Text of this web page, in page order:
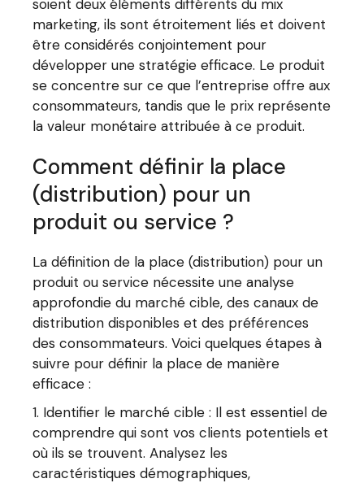
soient deux éléments différents du mix
marketing, ils sont étroitement liés et doivent
être considérés conjointement pour
développer une stratégie efficace. Le produit
se concentre sur ce que l’entreprise offre aux
consommateurs, tandis que le prix représente
la valeur monétaire attribuée à ce produit.
Comment définir la place
(distribution) pour un
produit ou service ?
La définition de la place (distribution) pour un
produit ou service nécessite une analyse
approfondie du marché cible, des canaux de
distribution disponibles et des préférences
des consommateurs. Voici quelques étapes à
suivre pour définir la place de manière
efficace :
Identifier le marché cible : Il est essentiel de
comprendre qui sont vos clients potentiels et
où ils se trouvent. Analysez les
caractéristiques démographiques,